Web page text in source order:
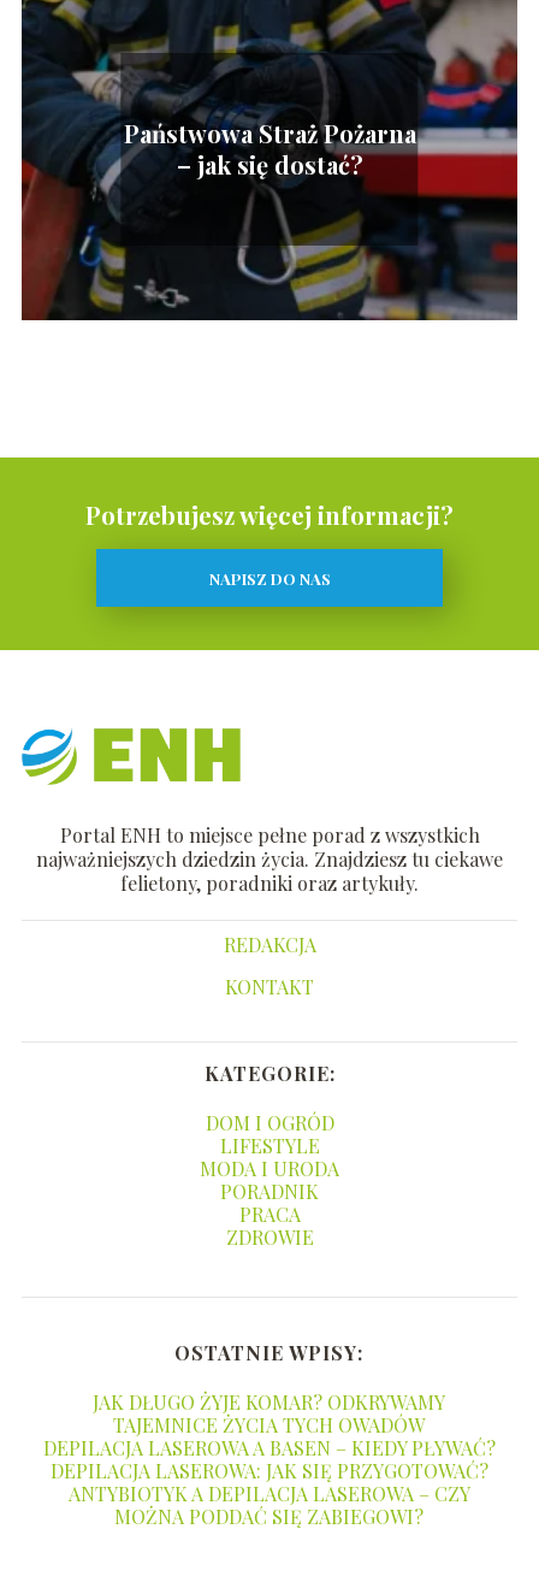
Państwowa Straż Pożarna
– jak się dostać?
Potrzebujesz więcej informacji?
NAPISZ DO NAS
Portal ENH to miejsce pełne porad z wszystkich
najważniejszych dziedzin życia. Znajdziesz tu ciekawe
felietony, poradniki oraz artykuły.
REDAKCJA
KONTAKT
KATEGORIE:
DOM I OGRÓD
LIFESTYLE
MODA I URODA
PORADNIK
PRACA
ZDROWIE
OSTATNIE WPISY:
JAK DŁUGO ŻYJE KOMAR? ODKRYWAMY
TAJEMNICE ŻYCIA TYCH OWADÓW
DEPILACJA LASEROWA A BASEN – KIEDY PŁYWAĆ?
DEPILACJA LASEROWA: JAK SIĘ PRZYGOTOWAĆ?
ANTYBIOTYK A DEPILACJA LASEROWA – CZY
MOŻNA PODDAĆ SIĘ ZABIEGOWI?